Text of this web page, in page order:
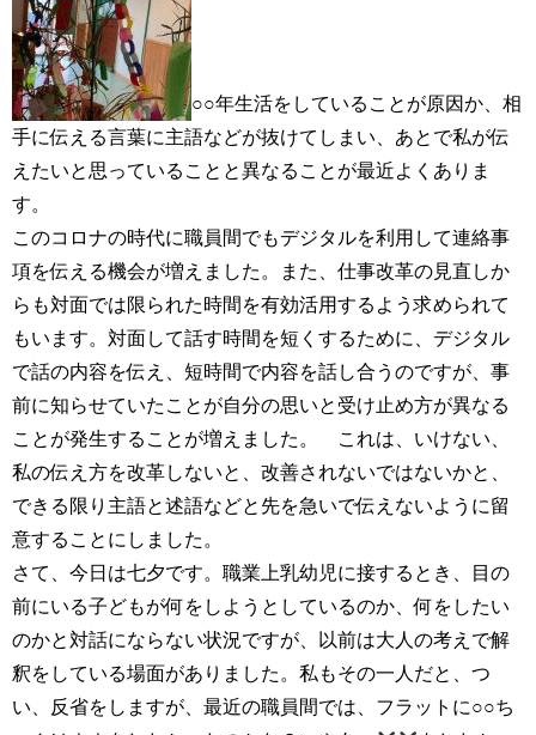
○○年生活をしていることが原因か、相
手に伝える言葉に主語などが抜けてしまい、あとで私が伝
えたいと思っていることと異なることが最近よくありま
す。
このコロナの時代に職員間でもデジタルを利用して連絡事
項を伝える機会が増えました。また、仕事改革の見直しか
らも対面では限られた時間を有効活用するよう求められて
もいます。対面して話す時間を短くするために、デジタル
で話の内容を伝え、短時間で内容を話し合うのですが、事
前に知らせていたことが自分の思いと受け止め方が異なる
ことが発生することが増えました。 これは、いけない、
私の伝え方を改革しないと、改善されないではないかと、
できる限り主語と述語などと先を急いで伝えないように留
意することにしました。
さて、今日は七夕です。職業上乳幼児に接するとき、目の
前にいる子どもが何をしようとしているのか、何をしたい
のかと対話にならない状況ですが、以前は大人の考えで解
釈をしている場面がありました。私もその一人だと、つ
い、反省をしますが、最近の職員間では、フラットに○○ち